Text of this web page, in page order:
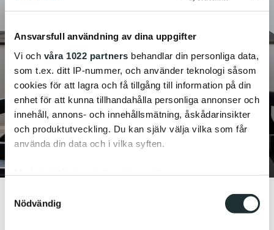
Ansvarsfull användning av dina uppgifter
Vi och våra 1022 partners behandlar din personliga data,
som t.ex. ditt IP-nummer, och använder teknologi såsom
cookies för att lagra och få tillgång till information på din
enhet för att kunna tillhandahålla personliga annonser och
innehåll, annons- och innehållsmätning, åskådarinsikter
och produktutveckling. Du kan själv välja vilka som får
använda din data och i vilka syften.
som kan ha en noggrannhet på upp till flera meter
Nödvändig